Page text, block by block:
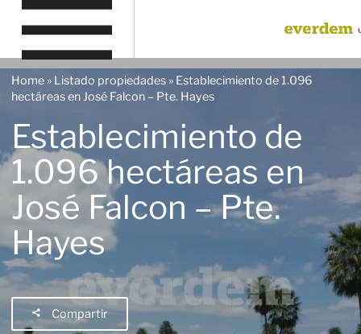
Home» Listado propiedades» Establecimiento de 1.096
hectáreas en José Falcon – Pte. Hayes
Establecimiento de
1.096 hectáreas en
José Falcon – Pte.
Hayes
Compartir